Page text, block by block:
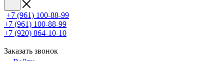
+7 (961) 100-88-99
+7 (961) 100-88-99
+7 (920) 864-10-10
Заказать звонок